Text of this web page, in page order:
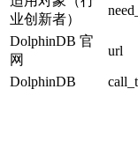
业创新者）
DolphinDB 官
网
url
DolphinDB